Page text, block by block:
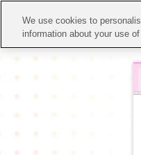
We use cookies to
information about your use